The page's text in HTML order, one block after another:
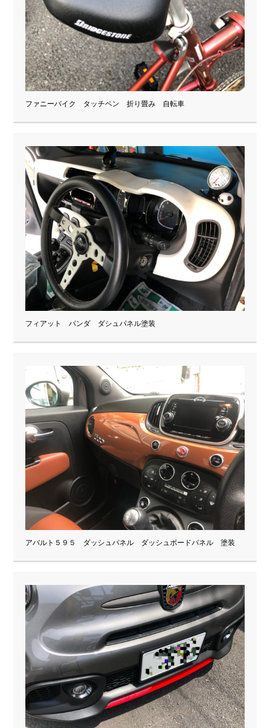
ファニーバイク タッチペン 折り畳み 自転車
フィアット パンダ ダシュパネル塗装
アバルト５９５ ダッシュパネル ダッシュボードパネル 塗装